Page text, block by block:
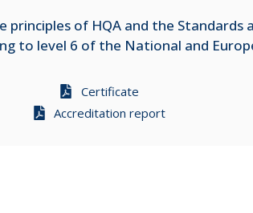
of HQA and the Standards
to level 6 of the National and
Certificate
Accreditation report